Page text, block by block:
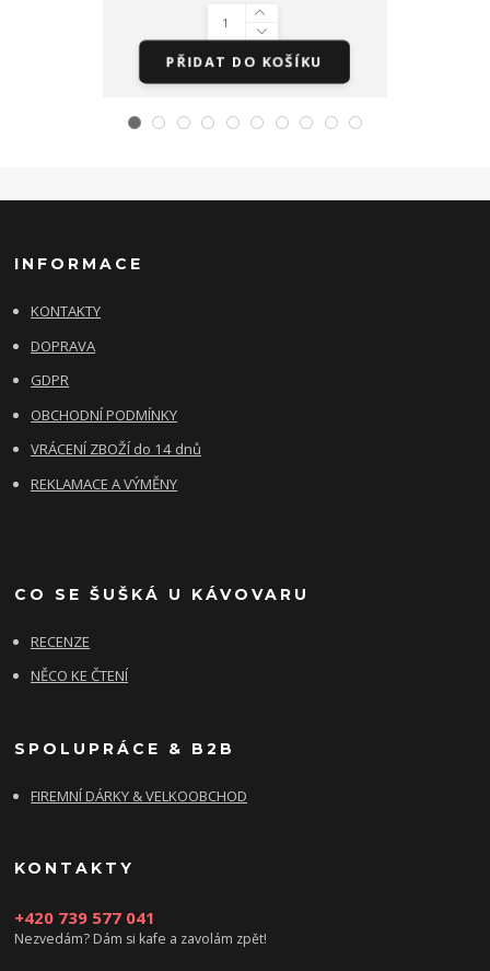
PŘIDAT DO KOŠÍKU
INFORMACE
KONTAKTY
DOPRAVA
GDPR
OBCHODNÍ PODMÍNKY
VRÁCENÍ ZBOŽÍ do 14 dnů
REKLAMACE A VÝMĚNY
CO SE ŠUŠKÁ U KÁVOVARU
RECENZE
NĚCO KE ČTENÍ
SPOLUPRÁCE & B2B
FIREMNÍ DÁRKY & VELKOOBCHOD
KONTAKTY
+420 739 577 041
Nezvedám? Dám si kafe a zavolám zpět!